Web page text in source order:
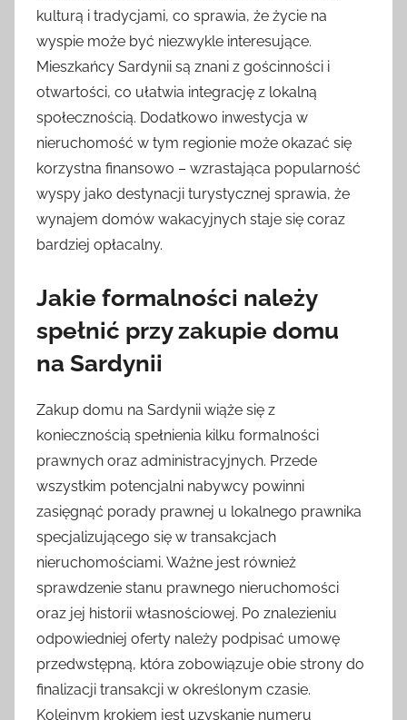
kulturą i tradycjami, co sprawia, że życie na
wyspie może być niezwykle interesujące.
Mieszkańcy Sardynii są znani z gościnności i
otwartości, co ułatwia integrację z lokalną
społecznością. Dodatkowo inwestycja w
nieruchomość w tym regionie może okazać się
korzystna finansowo – wzrastająca popularność
wyspy jako destynacji turystycznej sprawia, że
wynajem domów wakacyjnych staje się coraz
bardziej opłacalny.
Jakie formalności należy
spełnić przy zakupie domu
na Sardynii
Zakup domu na Sardynii wiąże się z
koniecznością spełnienia kilku formalności
prawnych oraz administracyjnych. Przede
wszystkim potencjalni nabywcy powinni
zasięgnąć porady prawnej u lokalnego prawnika
specjalizującego się w transakcjach
nieruchomościami. Ważne jest również
sprawdzenie stanu prawnego nieruchomości
oraz jej historii własnościowej. Po znalezieniu
odpowiedniej oferty należy podpisać umowę
przedwstępną, która zobowiązuje obie strony do
finalizacji transakcji w określonym czasie.
Kolejnym krokiem jest uzyskanie numeru